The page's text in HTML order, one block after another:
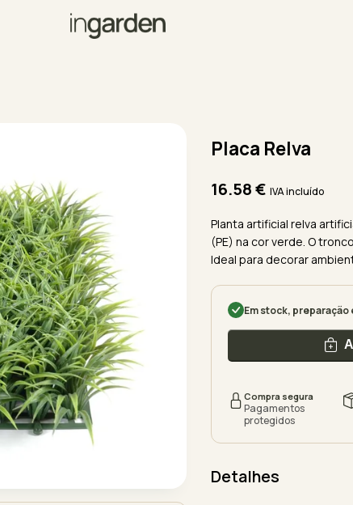
Placa Relva
16.58€ IVA incluído
Planta artificial relva
(PE) na cor verde. O
Ideal para decorar
Em stock, preparação
Compra segura
Pagamentos
protegidos
Detalhes